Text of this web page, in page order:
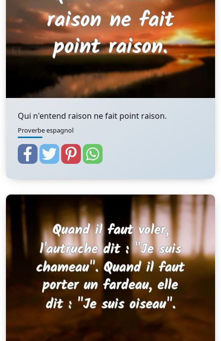
Qui n'entend raison ne fait point raison.
Proverbe espagnol